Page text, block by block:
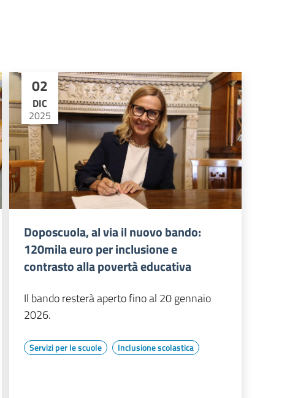
02
DIC
2025
Doposcuola, al via il nuovo bando:
120mila euro per inclusione e
contrasto alla povertà educativa
Il bando resterà aperto fino al 20 gennaio
2026.
Servizi per le scuole Inclusione scolastica